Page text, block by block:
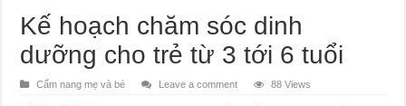
Kế hoạch chăm sóc dinh
dưỡng cho trẻ từ 3 tới 6 tuổi
Cẩm nang mẹ và bé Leave a comment 88 Views